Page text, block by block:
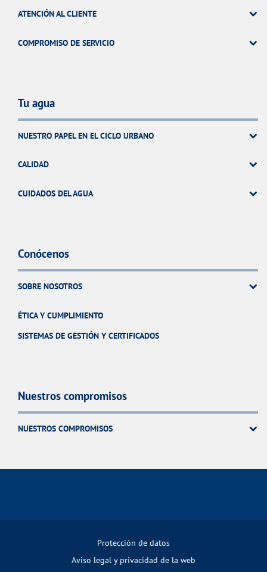
ATENCIÓN AL CLIENTE
COMPROMISO DE SERVICIO
Tu agua
NUESTRO PAPEL EN EL CICLO URBANO
CALIDAD
CUIDADOS DEL AGUA
Conócenos
SOBRE NOSOTROS
ÉTICA Y CUMPLIMIENTO
SISTEMAS DE GESTIÓN Y CERTIFICADOS
Nuestros compromisos
NUESTROS COMPROMISOS
Protección de datos
Aviso legal y privacidad de la web